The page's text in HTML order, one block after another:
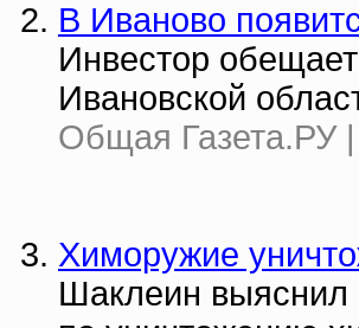
В Иваново
Инвестор
Ивановской
Общая Газета.РУ
Химоружие
Шаклеин выяснил